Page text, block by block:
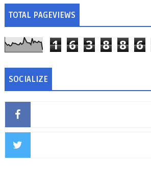
TOTAL PAGEVIEWS
1 6 3 8 8 6
SOCIALIZE